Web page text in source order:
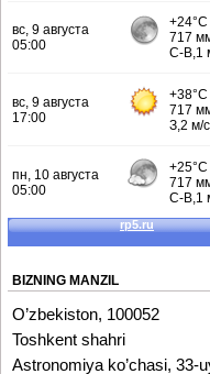
BIZNING MANZIL
O’zbekiston, 100052
Toshkent shahri
Astronomiya ko’chasi, 33-